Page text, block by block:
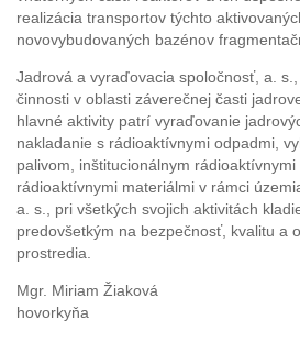
realizácia transportov týchto
novovybudovaných bazénov
Jadrová a vyraďovacia spoločnosť, a.
činnosti v oblasti záverečnej časti
hlavné aktivity patrí vyraďovanie
nakladanie s rádioaktívnymi odpadmi,
palivom, inštitucionálnym
rádioaktívnymi materiálmi v rámci
a. s., pri všetkých svojich aktivitách
predovšetkým na bezpečnosť, kvalitu a
prostredia.
Mgr. Miriam Žiaková
hovorkyňa